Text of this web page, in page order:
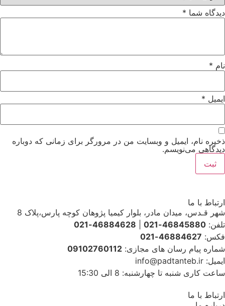
دیدگاه شما *
نام *
ایمیل *
ذخیره نام، ایمیل و وبسایت من در مرورگر برای زمانی که دوباره
دیدگاهی می‌نویسم.
ارتباط با ما
شهر قـدس، میدان مادر، بلوار کیمیا پژوهان کوچه پارس،پلاک 8
تلفن: 46845880-021
46884628-021
فکس: 46884627-021
شماره پیام رسان های مجازی: 09102760112
ایمیل: info@padtanteb.ir
ساعت کاری شنبه تا چهارشنبه: 8 الی 15:30
ارتباط با ما